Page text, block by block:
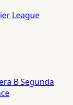
League
BSegunda